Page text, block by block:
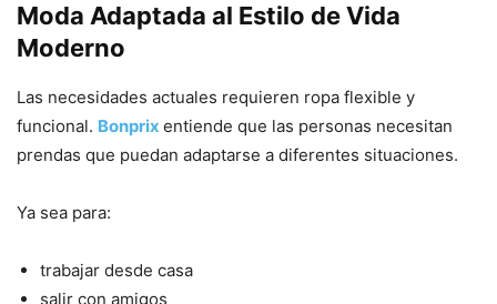
Moda Adaptada al Estilo de Vida
Moderno
Las necesidades actuales requieren ropa flexible y
funcional. Bonprix entiende que las personas necesitan
prendas que puedan adaptarse a diferentes situaciones.
Ya sea para:
trabajar desde casa
salir con amigos